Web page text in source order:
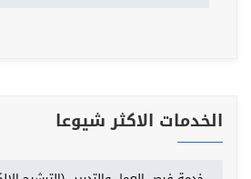
الخدمات الاكثر شيوعا